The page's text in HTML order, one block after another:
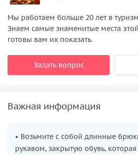
Мы работаем больше 20 лет в
Знаем самые знаменитые места
готовы вам их показать.
Задать вопрос
Важная информация
• Возьмите с собой длинные
рукавом, закрытую обувь,